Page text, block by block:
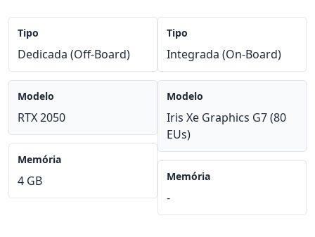
Tipo
Dedicada (Off-Board)
Modelo
RTX 2050
Memória
4 GB
Tipo
Integrada (On-Board)
Modelo
Iris Xe Graphics G7 (80
EUs)
Memória
-